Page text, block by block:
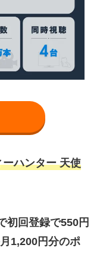
ハンター 天使
初回登録で550円
1,200円分のポ